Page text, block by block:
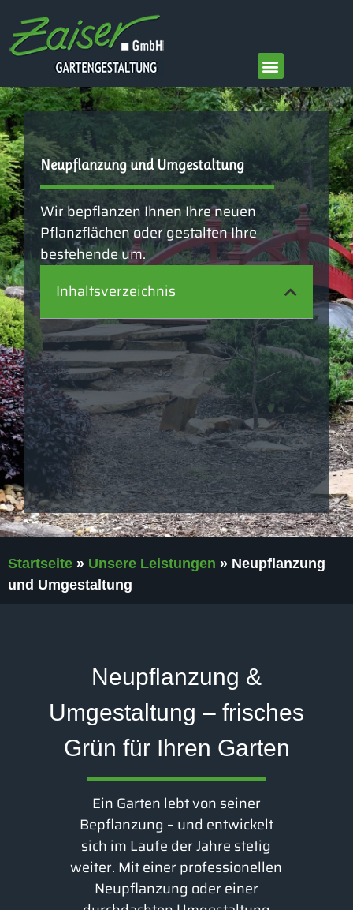
springen
Neupflanzung und Umgestaltung
Wir bepflanzen Ihnen Ihre neuen
Pflanzflächen oder gestalten Ihre
bestehende um.
Inhaltsverzeichnis
Startseite » Unsere Leistungen » Neupflanzung
und Umgestaltung
Neupflanzung &
Umgestaltung – frisches
Grün für Ihren Garten
Ein Garten lebt von seiner
Bepflanzung – und entwickelt
sich im Laufe der Jahre stetig
weiter. Mit einer professionellen
Neupflanzung oder einer